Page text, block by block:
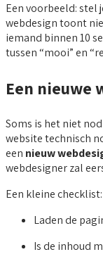
Een voorbeeld: stel
webdesign toont
iemand binnen 10
tussen “mooi” en
Een nieuwe
Soms is het niet
website technisch
een nieuw
webdesigner zal
Een kleine checklist:
Laden de
Is de inhoud